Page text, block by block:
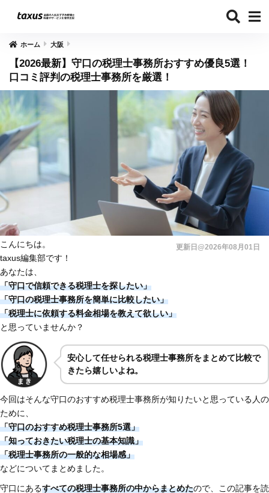
ホーム 大阪
【2026最新】守口の税理士事務所おすすめ優良5選！
口コミ評判の税理士事務所を厳選！
更新日@2026年08月01日
こんにちは。
taxus編集部です！
あなたは、
「守口で信頼できる税理士を探したい」
「守口の税理士事務所を簡単に比較したい」
「税理士に依頼する料金相場を教えて欲しい」
と思っていませんか？
安心して任せられる税理士事務所をまとめて比較で
きたら嬉しいよね。
今回はそんな守口のおすすめ税理士事務所が知りたいと思っている人の
ために、
「守口のおすすめ税理士事務所5選」
「知っておきたい税理士の基本知識」
「税理士事務所の一般的な相場感」
などについてまとめました。
守口にあるすべての税理士事務所の中からまとめたので、この記事を読